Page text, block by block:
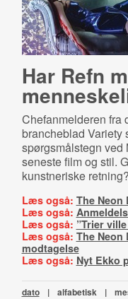
Har Refn
Chefanmelderen fra
brancheblad Variety
spørgsmålstegn
seneste film og stil.
kunstneriske retning?
Læs også: The Neon
Læs også:
Læs også: ”Trier
Læs også: The Neon
modtagelse
Læs også: Nyt Ekko
dato | alfabetisk |